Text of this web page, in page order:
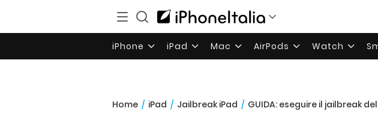
iPhone iPad Mac AirPods Watch
Home / iPad / Jailbreak iPad / GUIDA: eseguire il jailbreak